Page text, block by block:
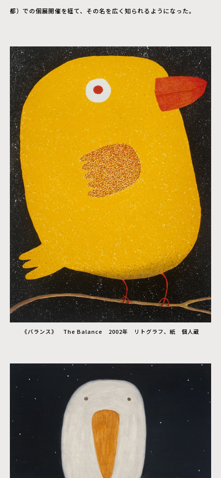
都）での個展開催を経て、その名を広く知られるようになった。
《バランス》 The Balance 2002年 リトグラフ、紙 個人蔵